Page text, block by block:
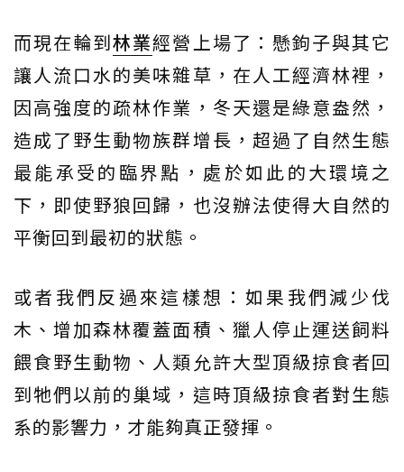
而現在輪到林業經營上場了：懸鉤子與其它
讓人流口水的美味雜草，在人工經濟林裡，
因高強度的疏林作業，冬天還是綠意盎然，
造成了野生動物族群增長，超過了自然生態
最能承受的臨界點，處於如此的大環境之
下，即使野狼回歸，也沒辦法使得大自然的
平衡回到最初的狀態。
或者我們反過來這樣想：如果我們減少伐
木、增加森林覆蓋面積、獵人停止運送飼料
餵食野生動物、人類允許大型頂級掠食者回
到牠們以前的巢域，這時頂級掠食者對生態
系的影響力，才能夠真正發揮。